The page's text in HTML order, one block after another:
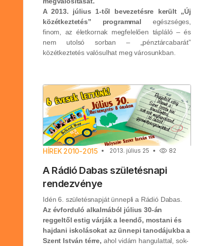
A 2013. július 1-től bevezetésre került „Új
közétkeztetés” programmal egészséges,
finom, az életkornak megfelelően tápláló – és
nem utolsó sorban – „pénztárcabarát”
közétkeztetés valósulhat meg városunkban.
HÍREK 2010-2015 2013. július 25 82
A Rádió Dabas születésnapi
rendezvénye
Idén 6. születésnapját ünnepli a Rádió Dabas.
Az évforduló alkalmából július 30-án
reggeltől estig várják a leendő, mostani és
hajdani iskolásokat az ünnepi tanodájukba a
Szent István térre, ahol vidám hangulattal, sok-